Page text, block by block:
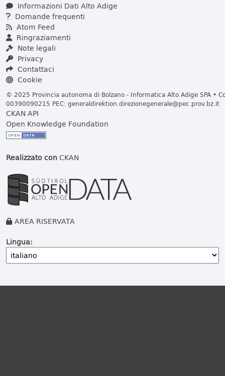
Informazioni Dati Alto Adige
Domande frequenti
Atom Feed
Ringraziamenti
Note legali
Privacy
Contattaci
Cookie
© 2025 Provincia autonoma di Bolzano - Informatica Alto Adige SPA •
00390090215 PEC: generaldirektion.direzionegenerale@pec.prov.bz.it
CKAN API
Open Knowledge Foundation
Realizzato conCKAN
AREA RISERVATA
Lingua